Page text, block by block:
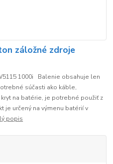
záložné zdroje
1000i Balenie obsahuje len
súčasti ako káble,
na batérie, je potrebné použiť z
je určený na výmenu batérií v
popis